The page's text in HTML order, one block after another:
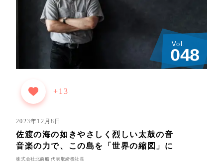
Vol.
048
+13
2023年12月8日
佐渡の海の如きやさしく烈しい太鼓の音
音楽の力で、この島を「世界の縮図」に
株式会社北前船 代表取締役社長